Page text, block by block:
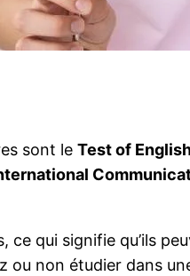
sont le Test of
ce qui signifie qu’ils
non étudier dans